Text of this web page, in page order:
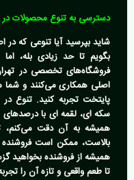
دسترسی به تنوع محصولات در
شاید بپرسید آیا تنوعی که
بگویم تا حد زیادی بله،
فروشگاه‌های تخصصی در
اصلی همکاری می‌کنند و شما
پایتخت تجربه کنید. تنوع
سکه ای، لقمه ای با
همیشه به آن دقت می‌کنم،
بالاست، ممکن است فروشنده
همیشه از فروشنده بخواهید
تا طعم واقعی و تازه آن را